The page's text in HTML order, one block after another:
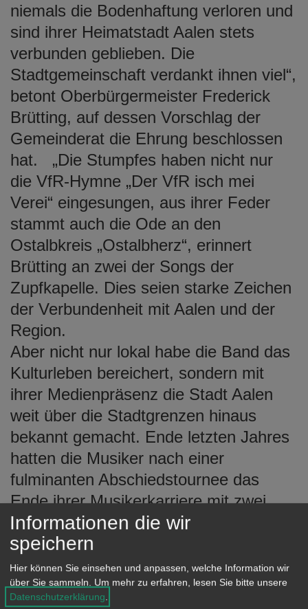
niemals die Bodenhaftung verloren und
sind ihrer Heimatstadt Aalen stets
verbunden geblieben. Die
Stadtgemeinschaft verdankt ihnen viel“,
betont Oberbürgermeister Frederick
Brütting, auf dessen Vorschlag der
Gemeinderat die Ehrung beschlossen
hat. „Die Stumpfes haben nicht nur
die VfR-Hymne „Der VfR isch mei
Verei“ eingesungen, aus ihrer Feder
stammt auch die Ode an den
Ostalbkreis „Ostalbherz“, erinnert
Brütting an zwei der Songs der
Zupfkapelle. Dies seien starke Zeichen
der Verbundenheit mit Aalen und der
Region.
Aber nicht nur lokal habe die Band das
Kulturleben bereichert, sondern mit
ihrer Medienpräsenz die Stadt Aalen
weit über die Stadtgrenzen hinaus
bekannt gemacht. Ende letzten Jahres
hatten die Musiker nach einer
fulminanten Abschiedstournee das
Ende ihrer Musikerkarriere mit zwei
restlos ausverkauften Konzerten in der
Stadthalle gefeiert. Über drei
Jahrzehnte waren die „Stumpfes“ im
Land unterwegs und haben fast 3.700
Informationen die wir
speichern
Hier können Sie einsehen und anpassen, welche Information wir
über Sie sammeln.
Um mehr zu erfahren, lesen Sie bitte unsere
Datenschutzerklärung